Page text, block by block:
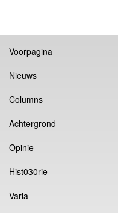
Voorpagina
Nieuws
Columns
Achtergrond
Opinie
Hist030rie
Varia